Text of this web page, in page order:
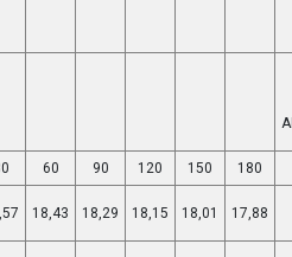
60 90 120 150 180
18,43 18,29 18,15 18,01 17,88